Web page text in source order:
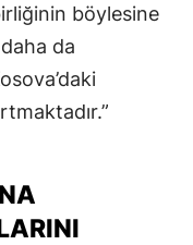
böylesine
da